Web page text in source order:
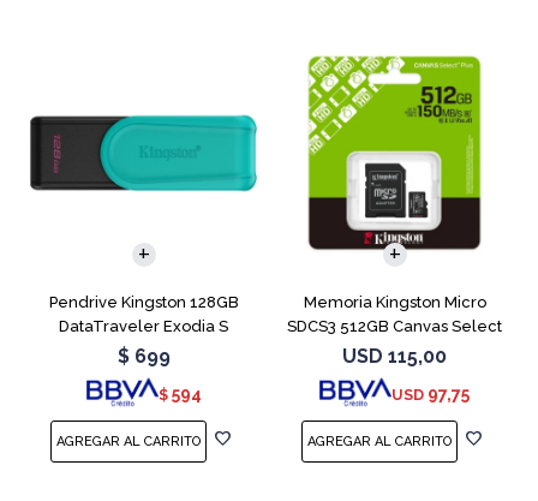
Pendrive Kingston 128GB
DataTraveler Exodia S
Turquesa
$ 699
$ 594
Memoria Kingston Micro
SDCS3 512GB Canvas Select
Plus
USD 115,00
USD 97,75